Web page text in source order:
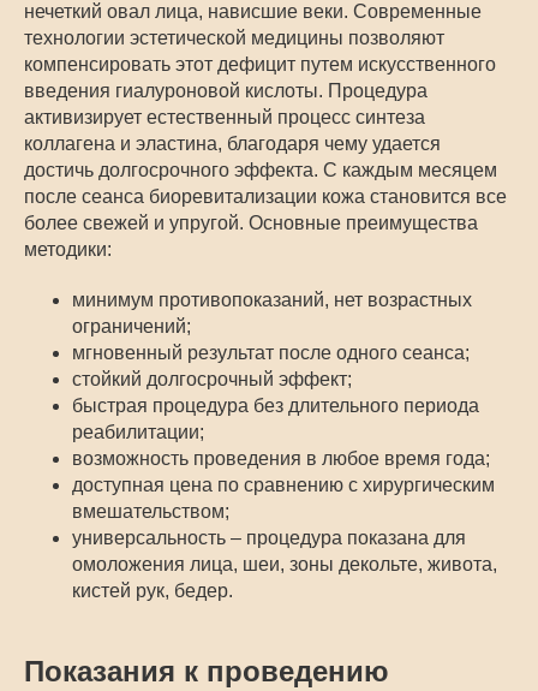
нечеткий овал лица, нависшие веки. Современные
технологии эстетической медицины позволяют
компенсировать этот дефицит путем искусственного
введения гиалуроновой кислоты. Процедура
активизирует естественный процесс синтеза
коллагена и эластина, благодаря чему удается
достичь долгосрочного эффекта. С каждым месяцем
после сеанса биоревитализации кожа становится все
более свежей и упругой. Основные преимущества
методики:
минимум противопоказаний, нет возрастных
ограничений;
мгновенный результат после одного сеанса;
стойкий долгосрочный эффект;
быстрая процедура без длительного периода
реабилитации;
возможность проведения в любое время года;
доступная цена по сравнению с хирургическим
вмешательством;
универсальность – процедура показана для
омоложения лица, шеи, зоны декольте, живота,
кистей рук, бедер.
Показания к проведению